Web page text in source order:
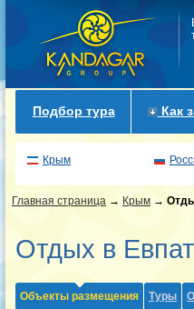
Подбор тура Как
Крым
Главная страница → Крым →
Отдых в
Объекты размещения Туры